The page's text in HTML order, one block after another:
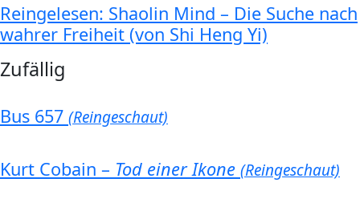
Reingelesen: Shaolin Mind – Die Suche nach
wahrer Freiheit (von Shi Heng Yi)
Zufällig
Bus 657 (Reingeschaut)
Kurt Cobain – Tod einer Ikone (Reingeschaut)